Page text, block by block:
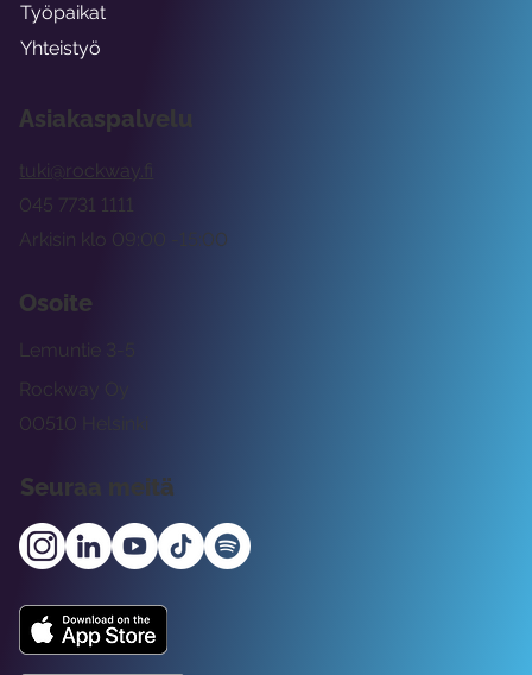
Asiakaspalvelu
tuki@rockway.fi
Arkisin klo 09:00 -15:00
045 7731 1111
Osoite
Rockway Oy
Lemuntie 3-5
00510 Helsinki
Seuraa meitä
Työpaikat
Yhteistyö